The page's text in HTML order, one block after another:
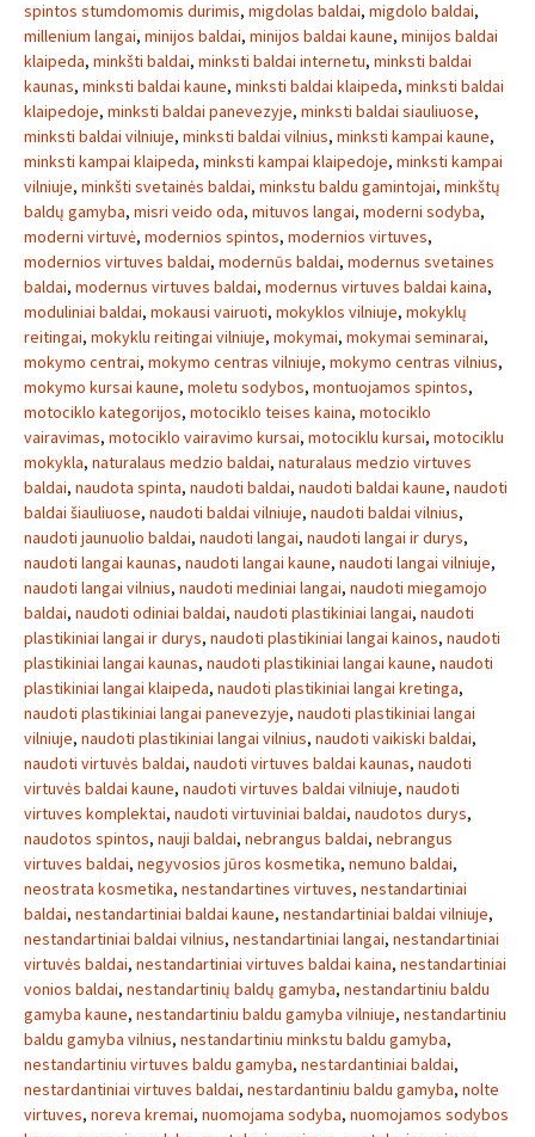
spintos stumdomomis durimis, migdolas baldai, migdolo baldai,
millenium langai, minijos baldai, minijos baldai kaune, minijos baldai
klaipeda, minkšti baldai, minksti baldai internetu, minksti baldai
kaunas, minksti baldai kaune, minksti baldai klaipeda, minksti baldai
klaipedoje, minksti baldai panevezyje, minksti baldai siauliuose,
minksti baldai vilniuje, minksti baldai vilnius, minksti kampai kaune,
minksti kampai klaipeda, minksti kampai klaipedoje, minksti kampai
vilniuje, minkšti svetainės baldai, minkstu baldu gamintojai, minkštų
baldų gamyba, misri veido oda, mituvos langai, moderni sodyba,
moderni virtuvė, modernios spintos, modernios virtuves,
modernios virtuves baldai, modernūs baldai, modernus svetaines
baldai, modernus virtuves baldai, modernus virtuves baldai kaina,
moduliniai baldai, mokausi vairuoti, mokyklos vilniuje, mokyklų
reitingai, mokyklu reitingai vilniuje, mokymai, mokymai seminarai,
mokymo centrai, mokymo centras vilniuje, mokymo centras vilnius,
mokymo kursai kaune, moletu sodybos, montuojamos spintos,
motociklo kategorijos, motociklo teises kaina, motociklo
vairavimas, motociklo vairavimo kursai, motociklu kursai, motociklu
mokykla, naturalaus medzio baldai, naturalaus medzio virtuves
baldai, naudota spinta, naudoti baldai, naudoti baldai kaune, naudoti
baldai šiauliuose, naudoti baldai vilniuje, naudoti baldai vilnius,
naudoti jaunuolio baldai, naudoti langai, naudoti langai ir durys,
naudoti langai kaunas, naudoti langai kaune, naudoti langai vilniuje,
naudoti langai vilnius, naudoti mediniai langai, naudoti miegamojo
baldai, naudoti odiniai baldai, naudoti plastikiniai langai, naudoti
plastikiniai langai ir durys, naudoti plastikiniai langai kainos, naudoti
plastikiniai langai kaunas, naudoti plastikiniai langai kaune, naudoti
plastikiniai langai klaipeda, naudoti plastikiniai langai kretinga,
naudoti plastikiniai langai panevezyje, naudoti plastikiniai langai
vilniuje, naudoti plastikiniai langai vilnius, naudoti vaikiski baldai,
naudoti virtuvės baldai, naudoti virtuves baldai kaunas, naudoti
virtuvės baldai kaune, naudoti virtuves baldai vilniuje, naudoti
virtuves komplektai, naudoti virtuviniai baldai, naudotos durys,
naudotos spintos, nauji baldai, nebrangus baldai, nebrangus
virtuves baldai, negyvosios jūros kosmetika, nemuno baldai,
neostrata kosmetika, nestandartines virtuves, nestandartiniai
baldai, nestandartiniai baldai kaune, nestandartiniai baldai vilniuje,
nestandartiniai baldai vilnius, nestandartiniai langai, nestandartiniai
virtuvės baldai, nestandartiniai virtuves baldai kaina, nestandartiniai
vonios baldai, nestandartinių baldų gamyba, nestandartiniu baldu
gamyba kaune, nestandartiniu baldu gamyba vilniuje, nestandartiniu
baldu gamyba vilnius, nestandartiniu minkstu baldu gamyba,
nestandartiniu virtuves baldu gamyba, nestardantiniai baldai,
nestardantiniai virtuves baldai, nestardantiniu baldu gamyba, nolte
virtuves, noreva kremai, nuomojama sodyba, nuomojamos sodybos